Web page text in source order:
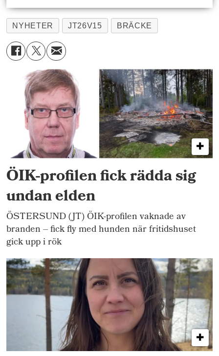
NYHETER JT26V15 BRÄCKE
ÖIK-profilen fick rädda sig
undan elden
ÖSTERSUND (JT) ÖIK-profilen vaknade av
branden – fick fly med hunden när fritidshuset
gick upp i rök